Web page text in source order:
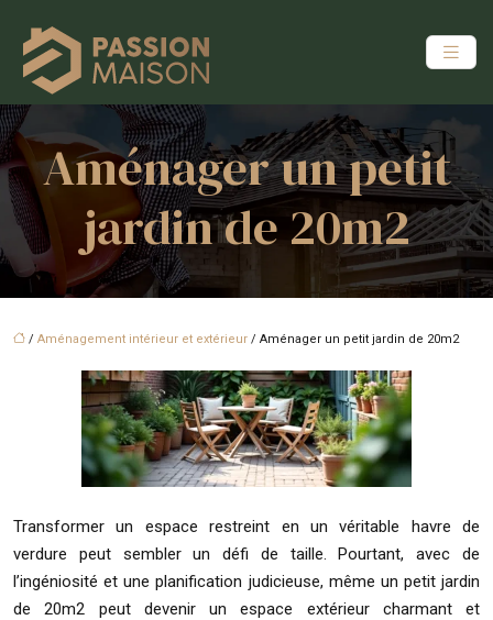
Aménager un petit
jardin de 20m2
/ Aménagement intérieur et extérieur / Aménager un petit jardin de 20m2
Transformer un espace restreint en un véritable havre de
verdure peut sembler un défi de taille. Pourtant, avec de
l’ingéniosité et une planification judicieuse, même un petit jardin
de 20m2 peut devenir un espace extérieur charmant et